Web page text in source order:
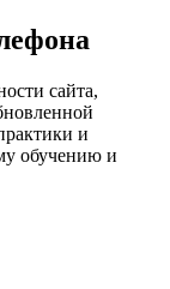
сайта,
и
обучению и